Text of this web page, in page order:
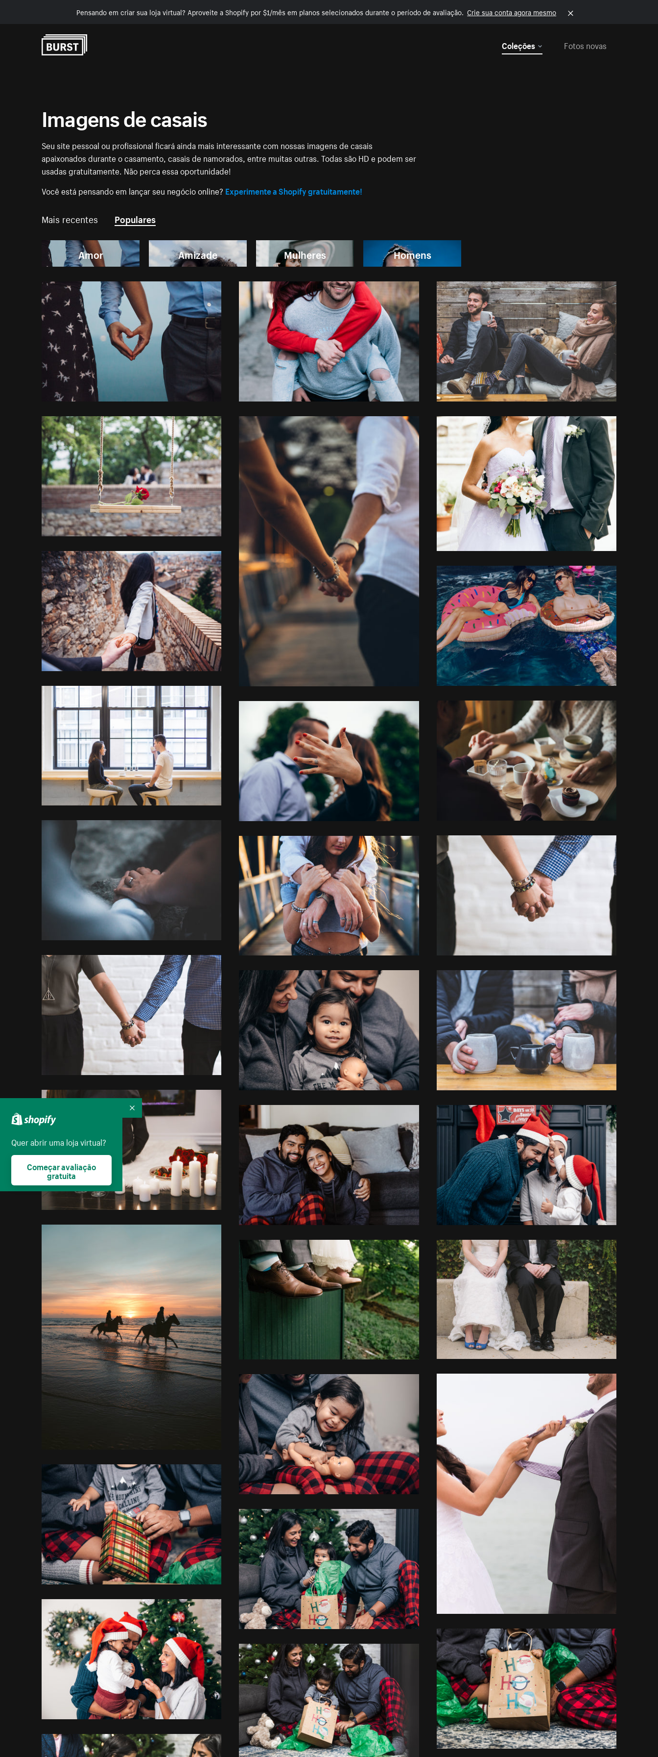
Pensando em criar sua loja virtual? Aproveite a Shopify por $1/mês em planos selecionados durante o período de avaliação. Crie sua conta agora mesmo
Coleções
Fotos novas
Imagens de casais
Seu site pessoal ou profissional ficará ainda mais interessante com nossas imagens de casais
apaixonados durante o casamento, casais de namorados, entre muitas outras. Todas são HD e podem ser
usadas gratuitamente. Não perca essa oportunidade!
Você está pensando em lançar seu negócio online? Experimente a Shopify gratuitamente!
Mais recentes Populares
Amor Amizade Mulheres Homens
Quer abrir uma loja virtual?
Começar avaliação
gratuita
Recolher